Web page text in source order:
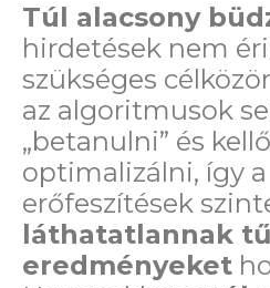
Túl alacsony
hirdetések nem
szükséges
az algoritmusok
„betanulni” és
optimalizálni, így
erőfeszítések
láthatatlannak
eredményeket